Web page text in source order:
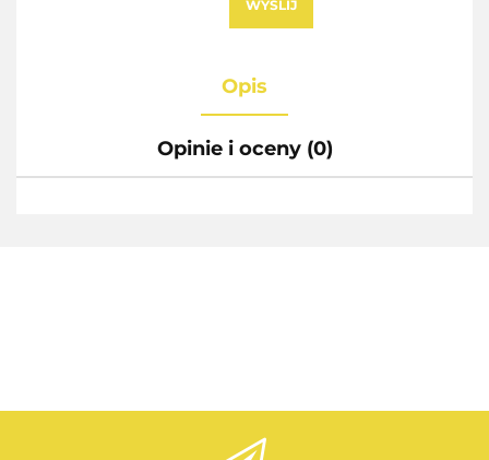
WYŚLIJ
Opis
Opinie i oceny (0)